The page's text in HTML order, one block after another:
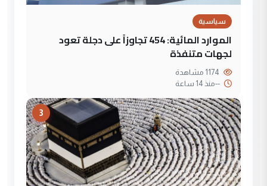
سياسية
الموارد المائية: 454 تجاوزاً على دجلة تعود
لجهات متنفذة
--منذ 14 ساعة
3